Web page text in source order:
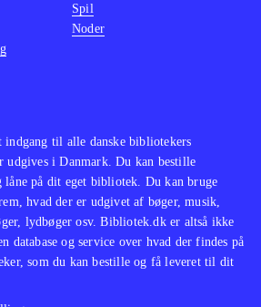
findes der flere
- specielt til pc,
rundt om på
i 2012 .
spil
at man kender
forgængerne, da
og
talt lyder fjollet.
til alle danske bibliotekers
udgives i Danmark. Du kan bestille
låne på dit eget bibliotek. Du kan bruge
hvad der er udgivet af bøger, musik,
lydbøger osv. Bibliotek.dk er altså ikke
database og service over hvad der findes på
som du kan bestille og få leveret til dit
Spil
Noder